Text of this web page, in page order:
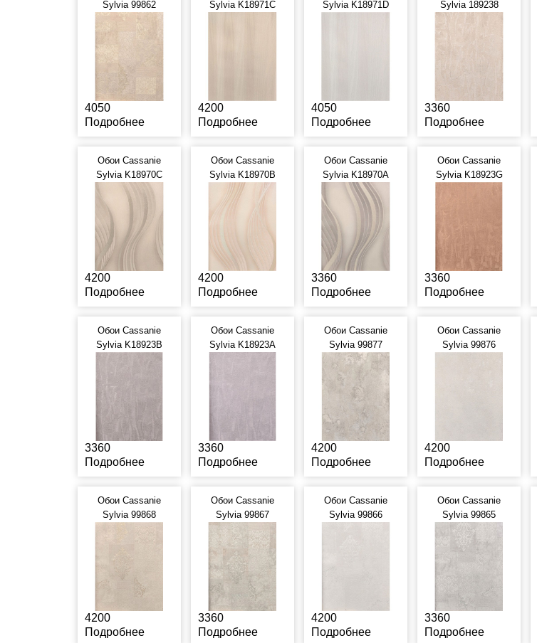
Sylvia 99862
4050
Подробнее
Sylvia K18971C
4200
Подробнее
Sylvia K18971D
4050
Подробнее
Sylvia 189238
3360
Подробнее
Обои Cassanie
Sylvia K18970C
4200
Подробнее
Обои Cassanie
Sylvia K18970B
4200
Подробнее
Обои Cassanie
Sylvia K18970A
3360
Подробнее
Обои Cassanie
Sylvia K18923G
3360
Подробнее
Обои Cassanie
Sylvia K18923B
3360
Подробнее
Обои Cassanie
Sylvia K18923A
3360
Подробнее
Обои Cassanie
Sylvia 99877
4200
Подробнее
Обои Cassanie
Sylvia 99876
4200
Подробнее
Обои Cassanie
Sylvia 99868
4200
Подробнее
Обои Cassanie
Sylvia 99867
3360
Подробнее
Обои Cassanie
Sylvia 99866
4200
Подробнее
Обои Cassanie
Sylvia 99865
3360
Подробнее